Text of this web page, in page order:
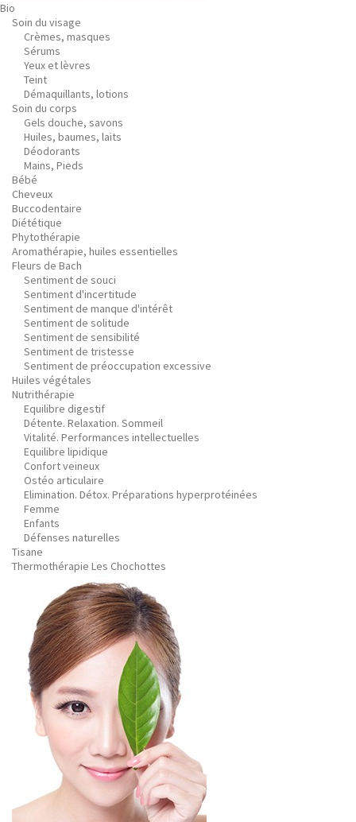
Bio
Soin du visage
Crèmes, masques
Sérums
Yeux et lèvres
Teint
Démaquillants, lotions
Soin du corps
Gels douche, savons
Huiles, baumes, laits
Déodorants
Mains, Pieds
Bébé
Cheveux
Buccodentaire
Diététique
Phytothérapie
Aromathérapie, huiles essentielles
Fleurs de Bach
Sentiment de souci
Sentiment d'incertitude
Sentiment de manque d'intérêt
Sentiment de solitude
Sentiment de sensibilité
Sentiment de tristesse
Sentiment de préoccupation excessive
Huiles végétales
Nutrithérapie
Equilibre digestif
Détente. Relaxation. Sommeil
Vitalité. Performances intellectuelles
Equilibre lipidique
Confort veineux
Ostéo articulaire
Elimination. Détox. Préparations hyperprotéinées
Femme
Enfants
Défenses naturelles
Tisane
Thermothérapie Les Chochottes